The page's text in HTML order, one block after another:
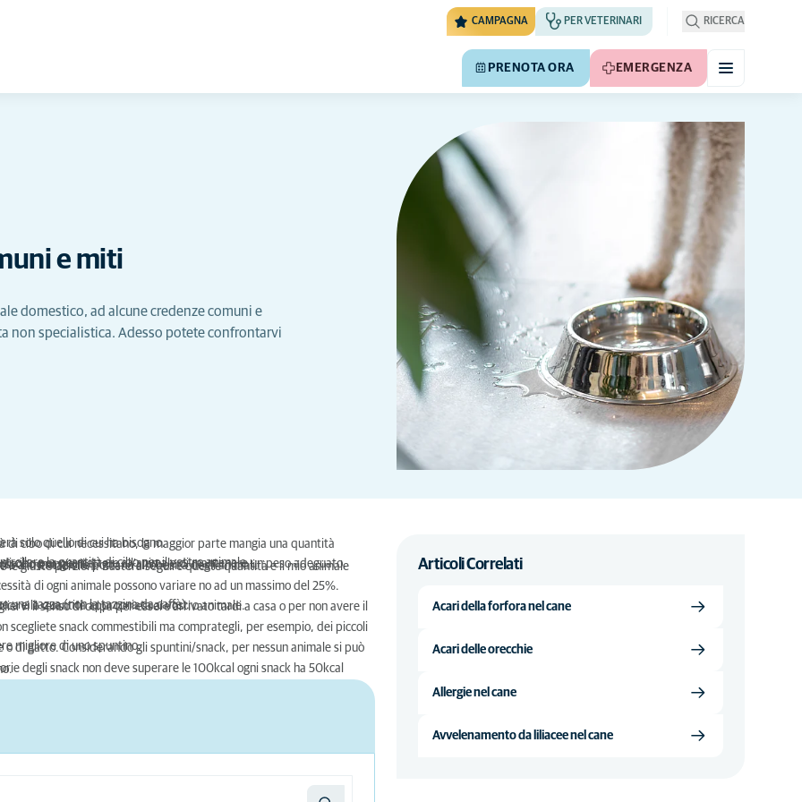
CAMPAGNA PER VETERINARI RICERCA
PRENOTA ORA EMERGENZA
e miti
domestico, ad alcune credenze comuni e
non specialistica. Adesso potete confrontarvi
solo quello di cui ha bisogno.
cibo di cui necessitano, la maggior parte mangia una quantità
la quantità di cibo per il vostro animale.
cibo per permettere all’animale di mantenere un peso adeguato.
mangiarli.
alimentazione portano all’obesità degli animali.
le giuste porzioni. Basterà seguire queste quantità e il mio animale
di ogni animale possono variare no ad un massimo del 25%.
una tazza (non la tazzina da caffè).
e la quantità appropriata al vostro animale.
il senso di colpa per essere arrivato tardi a casa o per non avere il
scegliete snack commestibili ma comprategli, per esempio, dei piccoli
migliore di uno spuntino.
di gatto. Considerando gli spuntini/snack, per nessun animale si può
degli snack non deve superare le 100kcal ogni snack ha 50kcal
Articoli Correlati
Acari della forfora nel cane
Acari delle orecchie
Allergie nel cane
Avvelenamento da liliacee nel cane